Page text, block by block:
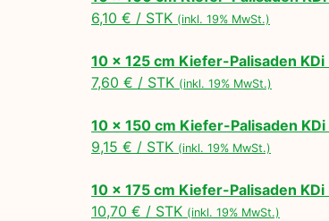
6,10 € / STK (inkl. 19% MwSt.)
10 x 125 cm Kiefer-Palisaden KDi
7,60 € / STK (inkl. 19% MwSt.)
10 x 150 cm Kiefer-Palisaden KDi
9,15 € / STK (inkl. 19% MwSt.)
10 x 175 cm Kiefer-Palisaden KDi
10,70 € / STK (inkl. 19% MwSt.)